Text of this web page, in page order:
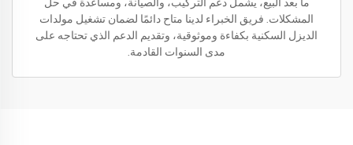
ما بعد البيع، يشمل دعم التركيب، والصيانة، ومساعدة في حل
المشكلات. فريق الخبراء لدينا متاح دائمًا لضمان تشغيل مولدات
الديزل السكنية بكفاءة وموثوقية، وتقديم الدعم الذي تحتاجه على
مدى السنوات القادمة.